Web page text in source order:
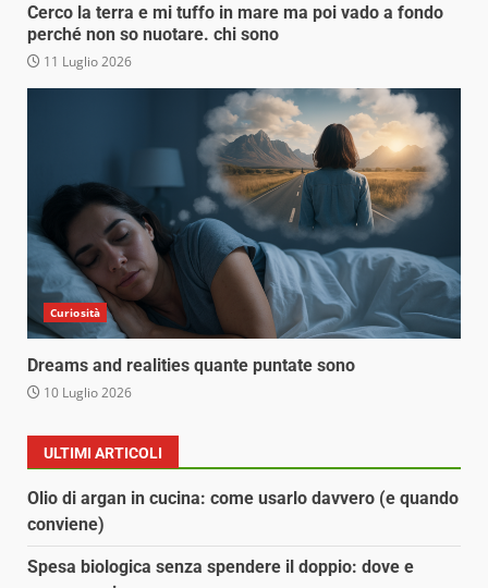
Cerco la terra e mi tuffo in mare ma poi vado a fondo
perché non so nuotare. chi sono
11 Luglio 2026
Curiosità
Dreams and realities quante puntate sono
10 Luglio 2026
ULTIMI ARTICOLI
Olio di argan in cucina: come usarlo davvero (e quando
conviene)
Spesa biologica senza spendere il doppio: dove e